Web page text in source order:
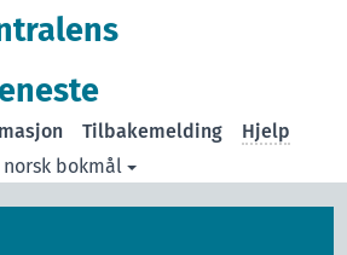
norsk bokmål
Tilbakemelding Hjelp